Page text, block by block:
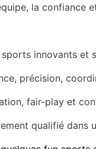
la confiance
innovants et
précision,
fair-play et
qualifié dans